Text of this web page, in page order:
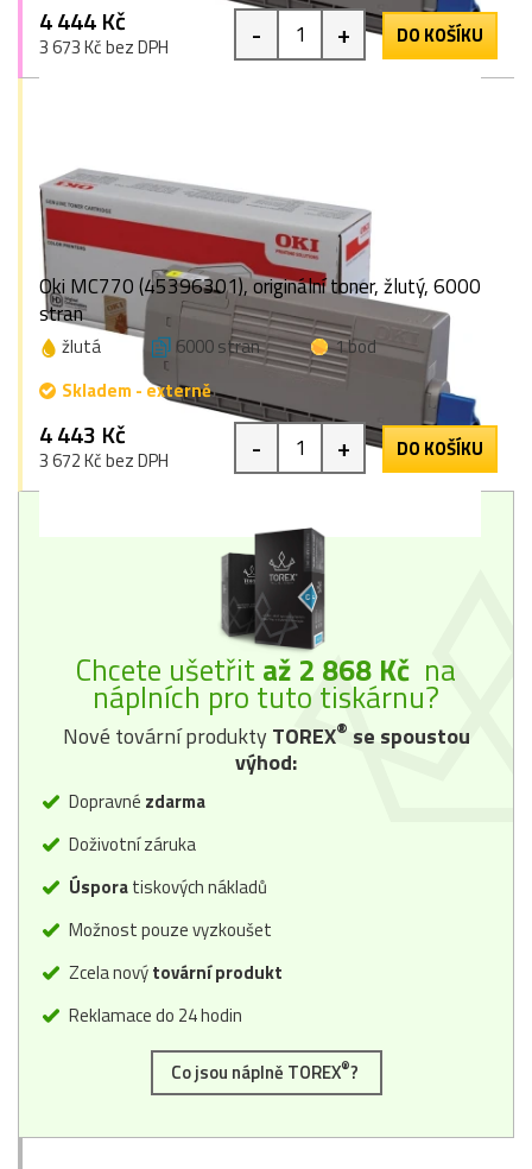
4 444 Kč
3 673 Kč bez DPH - + DO KOŠÍKU
Oki MC770 (45396301), originální toner, žlutý, 6000
stran
žlutá 6000 stran
1 bod
Skladem - externě
4 443 Kč
3 672 Kč bez DPH - + DO KOŠÍKU
Chcete ušetřit až 2 868 Kč na
náplních pro tuto tiskárnu?
Nové tovární produktyTOREX® se spoustou
výhod:
Dopravné zdarma
Doživotní záruka
Úsporatiskových nákladů
Možnost pouze vyzkoušet
Zcela novýtovární produkt
Reklamace do 24 hodin
Co jsou náplně TOREX®?